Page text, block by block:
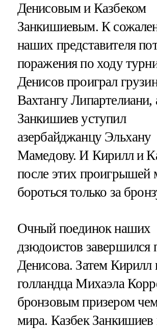
Денисовым и Казбеком
Занкишиевым. К
наших представителя
поражения по ходу
Денисов проиграл
Вахтангу Липартелиани,
Занкишиев уступил
азербайджанцу Эльхану
Мамедову. И Кирилл и
после этих проигрышей
бороться только за
Очный поединок наших
дзюдоистов завершился
Денисова. Затем Кирилл
голландца Михаэла
бронзовым призером
мира. Казбек Занкишиев